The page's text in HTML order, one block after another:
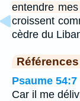
entendre
croissent
cèdre du
Psaume 54:7
Car il me